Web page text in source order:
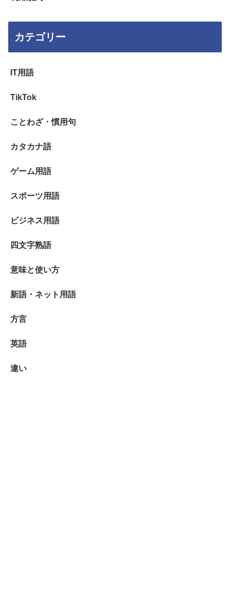
カテゴリー
IT用語
TikTok
ことわざ・慣用句
カタカナ語
ゲーム用語
スポーツ用語
ビジネス用語
四文字熟語
意味と使い方
新語・ネット用語
方言
英語
違い